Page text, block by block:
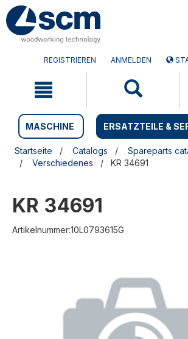
Zum
Inhalt
springen
Zum
Navigationsmen�
springen
REGISTRIEREN ANMELDEN
MASCHINE ERSATZTEILE &
Startseite Catalogs
Spareparts
Verschiedenes
KR 34691
KR 34691
Artikelnummer:10L0793615G